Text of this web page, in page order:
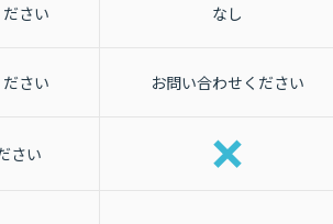
さい なし
さい お問い合わせください
さい